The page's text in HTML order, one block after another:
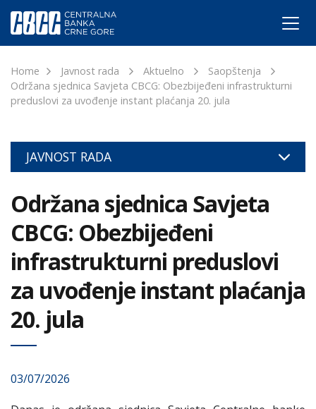
Home Javnost rada Aktuelno
Saopštenja
Održana sjednica Savjeta CBCG: Obezbijeđeni infrastrukturni
preduslovi za uvođenje instant plaćanja 20. jula
JAVNOST RADA
Održana sjednica Savjeta
CBCG: Obezbijeđeni
infrastrukturni preduslovi
za uvođenje instant plaćanja
20. jula
03/07/2026